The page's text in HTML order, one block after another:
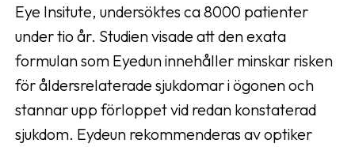
Eye Insitute, undersöktes ca 8000 patienter
under tio år. Studien visade att den exata
formulan som Eyedun innehåller minskar risken
för åldersrelaterade sjukdomar i ögonen och
stannar upp förloppet vid redan konstaterad
sjukdom. Eydeun rekommenderas av optiker